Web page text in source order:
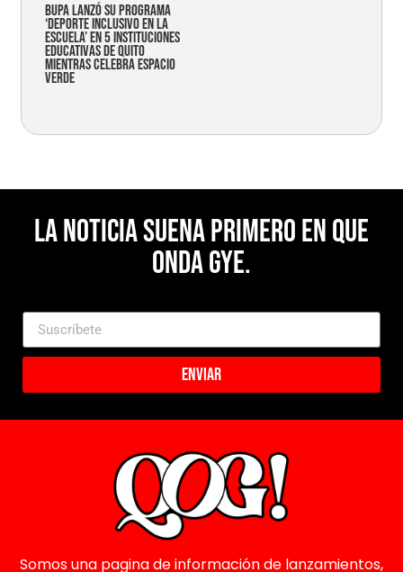
Bupa lanzó su programa
‘Deporte Inclusivo en la
Escuela’ en 5 instituciones
educativas de Quito
mientras celebra espacio
verde
La noticia suena primero en Que
Onda Gye.
Enviar
Somos una pagina de información de lanzamientos,